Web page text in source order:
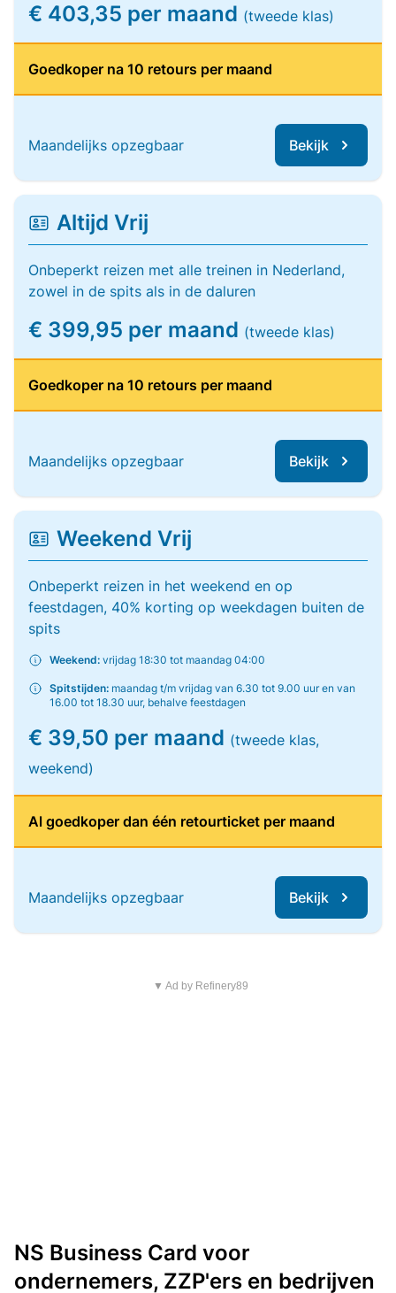
€ 403,35 per maand (tweede klas)
Goedkoper na 10 retours per maand
Maandelijks opzegbaar Bekijk
Altijd Vrij
Onbeperkt reizen met alle treinen in Nederland,
zowel in de spits als in de daluren
€ 399,95 per maand (tweede klas)
Goedkoper na 10 retours per maand
Maandelijks opzegbaar Bekijk
Weekend Vrij
Onbeperkt reizen in het weekend en op
feestdagen, 40% korting op weekdagen buiten de
spits
Weekend: vrijdag 18:30 tot maandag 04:00
Spitstijden: maandag t/m vrijdag van 6.30 tot 9.00 uur en van
16.00 tot 18.30 uur, behalve feestdagen
€ 39,50 per maand (tweede klas,
weekend)
Al goedkoper dan één retourticket per maand
Maandelijks opzegbaar Bekijk
▼ Ad by Refinery89
NS Business Card voor
ondernemers, ZZP'ers en bedrijven